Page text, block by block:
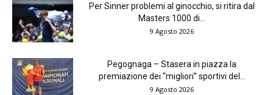
Per Sinner problemi al ginocchio, si ritira dal
Masters 1000 di...
9 Agosto 2026
Pegognaga – Stasera in piazza la
premiazione dei “migliori” sportivi del...
9 Agosto 2026